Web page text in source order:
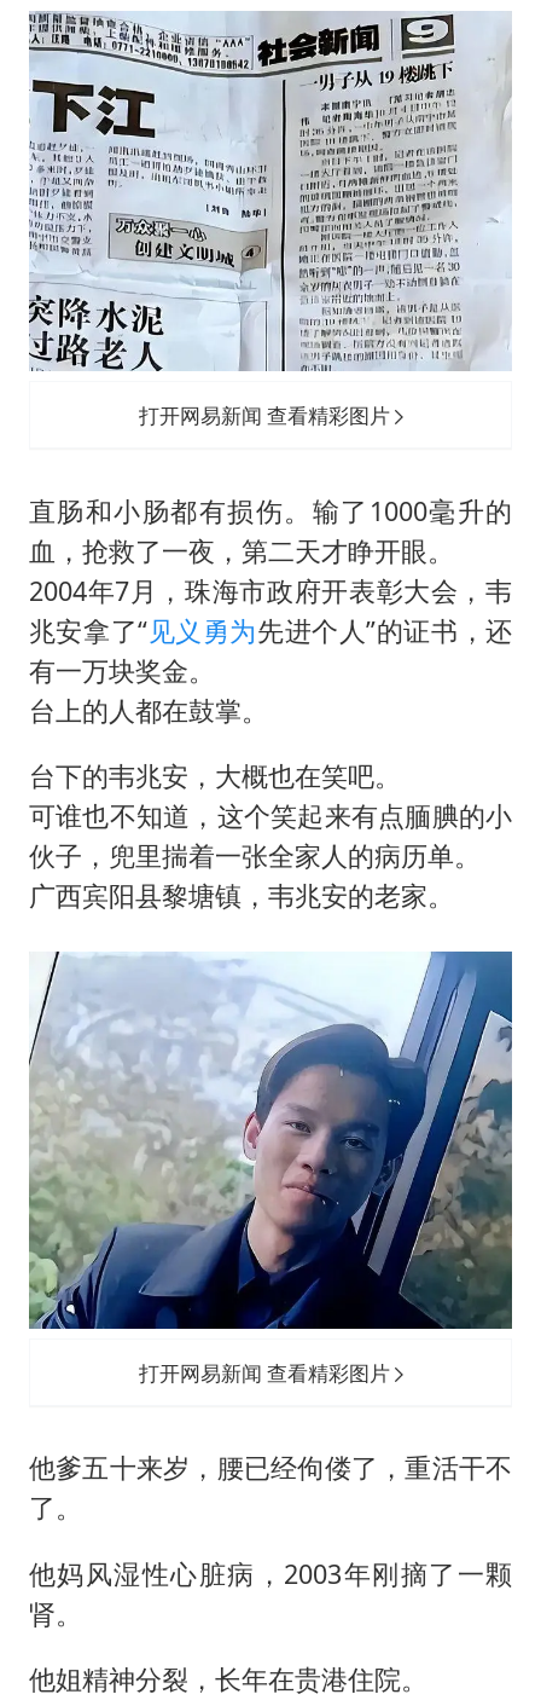
打开网易新闻 查看精彩图片
直肠和小肠都有损伤。输了1000毫升的
血，抢救了一夜，第二天才睁开眼。
2004年7月，珠海市政府开表彰大会，韦
兆安拿了“见义勇为先进个人”的证书，还
有一万块奖金。
台上的人都在鼓掌。
台下的韦兆安，大概也在笑吧。
可谁也不知道，这个笑起来有点腼腆的小
伙子，兜里揣着一张全家人的病历单。
广西宾阳县黎塘镇，韦兆安的老家。
打开网易新闻 查看精彩图片
他爹五十来岁，腰已经佝偻了，重活干不
了。
他妈风湿性心脏病，2003年刚摘了一颗
肾。
他姐精神分裂，长年在贵港住院。